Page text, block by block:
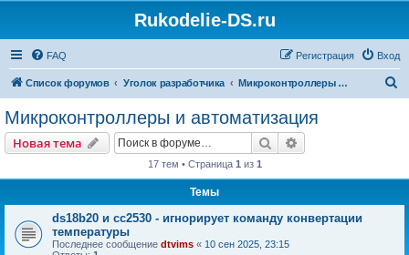
Rukodelie-DS.ru
FAQ Вход
Регистрация
Список форумов Уголок разработчика Микроконтроллеры и автоматизация
Микроконтроллеры и автоматизация
Новая тема Поиск
17 тем • Страница 1 из 1
Темы
ds18b20 и сс2530 - игнорирует команду конвертации
температуры
Последнее сообщение dtvims « 10 сен 2025, 23:15